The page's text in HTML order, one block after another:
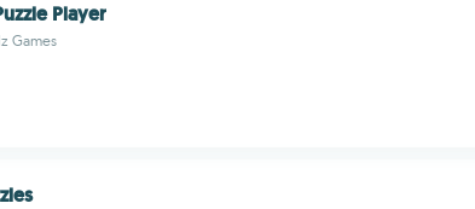
Player
Games